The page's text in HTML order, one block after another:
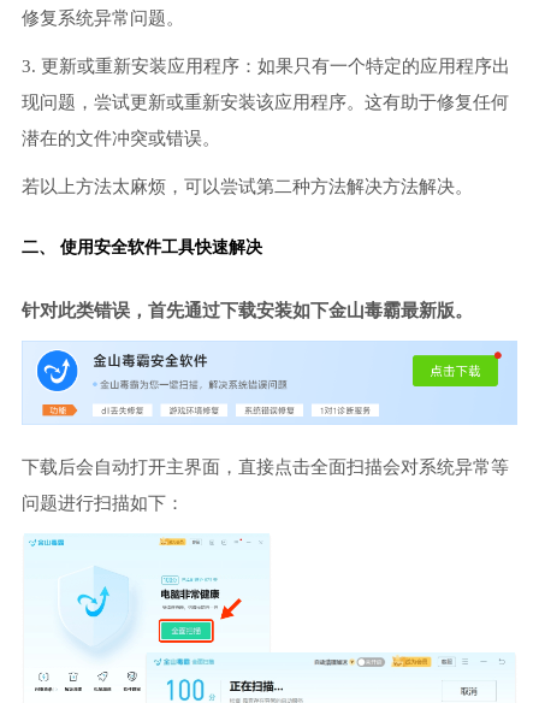
修复系统异常问题。
3. 更新或重新安装应用程序：如果只有一个特定的应用程序出
现问题，尝试更新或重新安装该应用程序。这有助于修复任何
潜在的文件冲突或错误。
若以上方法太麻烦，可以尝试第二种方法解决方法解决。
二、 使用安全软件工具快速解决
针对此类错误，首先通过下载安装如下金山毒霸最新版。
下载后会自动打开主界面，直接点击全面扫描会对系统异常等
问题进行扫描如下：